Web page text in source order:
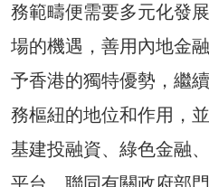
務範疇便需要多元化發
場的機遇，善用內地金
予香港的獨特優勢，繼
務樞紐的地位和作用，
基建投融資、綠色金融